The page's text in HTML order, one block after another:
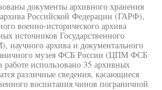
документы архивного хранения
Российской Федерации (ГАРФ),
военно-исторического архива
источников Государственного
научного архива и документального
музея ФСБ России (ЦПМ ФСБ
использовано 35 архивных
различные сведения, касающиеся
воспитания чинов пограничной